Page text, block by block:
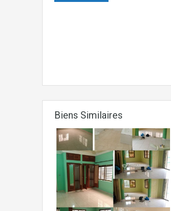
Biens Similaires